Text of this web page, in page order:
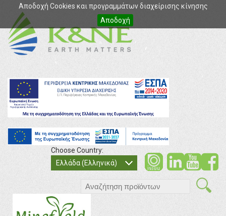
Αποδοχή Cookies και προγραμμάτων διαχείρισης κίνησης
Αποδοχή
Choose Country:
Ελλάδα (Ελληνικά)